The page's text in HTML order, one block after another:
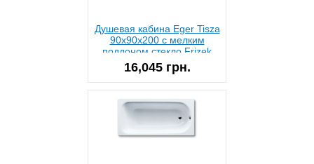
Душевая кабина Eger Tisza
90х90х200 с мелким
поддоном стекло Frizek
16,045 грн.